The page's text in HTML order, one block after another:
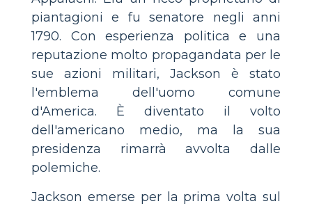
piantagioni e fu senatore negli anni
1790. Con esperienza politica e una
reputazione molto propagandata per le
sue azioni militari, Jackson è stato
l'emblema dell'uomo comune
d'America. È diventato il volto
dell'americano medio, ma la sua
presidenza rimarrà avvolta dalle
polemiche.
Jackson emerse per la prima volta sul